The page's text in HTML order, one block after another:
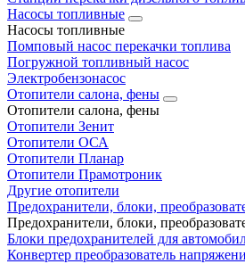
Насосы топливные
Насосы топливные
Помповый насос перекачки топлива
Погружной топливный насос
Электробензонасос
Отопители салона, фены
Отопители салона, фены
Отопители Зенит
Отопители ОСА
Отопители Планар
Отопители Прамотроник
Другие отопители
Предохранители, блоки,
Предохранители, блоки,
Блоки предохранителей для
Конвертер преобразователь